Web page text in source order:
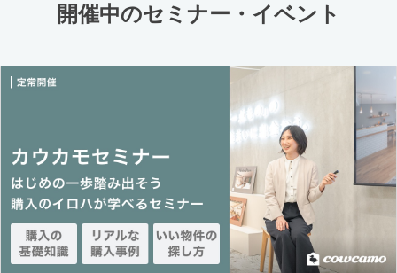
開催中のセミナー・イベント